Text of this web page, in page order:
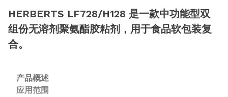
HERBERTS LF728/H128 是一款中功能型双
组份无溶剂聚氨酯胶粘剂，用于食品软包装复
合。
产品概述
应用范围